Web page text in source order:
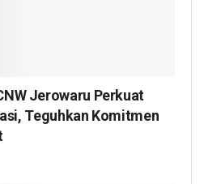
Jerowaru Perkuat
Teguhkan Komitmen